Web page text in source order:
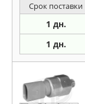
Срок поставки
1 дн.
1 дн.